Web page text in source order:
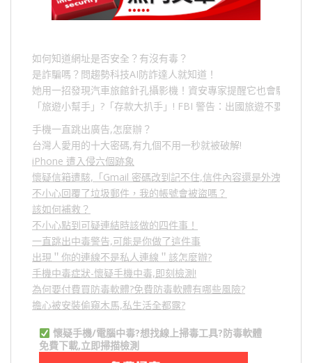
如何知道網址是否安全？有沒有毒？
是詐騙嗎？問趨勢科技AI防詐達人就知道！
她用一招發現汽車旅館針孔攝影機！資安專家提醒它也會駭人成
「旅遊小幫手」 ? 「存款大扒手」 ! FBI 警告：出國旅遊不要做的
手機一直跳出廣告,怎麼辦？
台灣人愛用的十大密碼,有九個不用一秒就被破解!
iPhone 遭入侵六個跡象
懷疑信箱遭駭,「Gmail 密碼改到記不住,信件內容還是外洩？」,
不小心回覆了垃圾郵件，我的帳號會被盜嗎？
該如何補救？
不小心點到可疑連結時該做的四件事！
一直跳出中毒警告,可能是你做了這件事
出現＂你的連線不是私人連線＂該怎麼辦?
手機中毒症狀-懷疑手機中毒,即刻檢測!
為何要付費買防毒軟體?免費防毒軟體有哪些風險?
擔心被安裝偷窺木馬,私生活全都露?
懷疑手機/電腦中毒?想找線上掃毒工具?防毒軟體
免費下載,立即掃描檢測